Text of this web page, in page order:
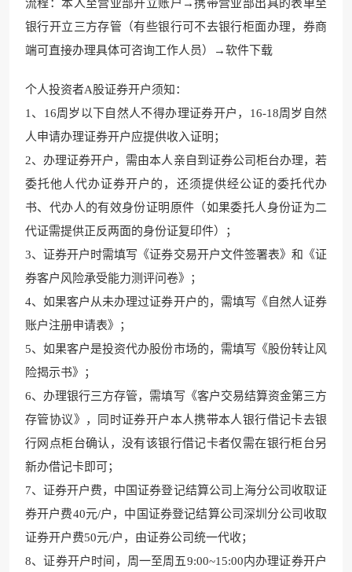
流程：本人至营业部开立账户→携带营业部出具的表单至
银行开立三方存管（有些银行可不去银行柜面办理，券商
端可直接办理具体可咨询工作人员）→软件下载
个人投资者A股证券开户须知：
1、16周岁以下自然人不得办理证券开户，16-18周岁自然
人申请办理证券开户应提供收入证明；
2、办理证券开户，需由本人亲自到证券公司柜台办理，若
委托他人代办证券开户的，还须提供经公证的委托代办
书、代办人的有效身份证明原件（如果委托人身份证为二
代证需提供正反两面的身份证复印件）；
3、证券开户时需填写《证券交易开户文件签署表》和《证
券客户风险承受能力测评问卷》；
4、如果客户从未办理过证券开户的，需填写《自然人证券
账户注册申请表》；
5、如果客户是投资代办股份市场的，需填写《股份转让风
险揭示书》；
6、办理银行三方存管，需填写《客户交易结算资金第三方
存管协议》，同时证券开户本人携带本人银行借记卡去银
行网点柜台确认，没有该银行借记卡者仅需在银行柜台另
新办借记卡即可；
7、证券开户费，中国证券登记结算公司上海分公司收取证
券开户费40元/户，中国证券登记结算公司深圳分公司收取
证券开户费50元/户，由证券公司统一代收；
8、证券开户时间，周一至周五9:00~15:00内办理证券开户